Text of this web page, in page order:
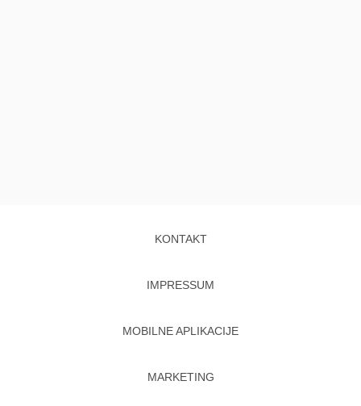
KONTAKT
IMPRESSUM
MOBILNE APLIKACIJE
MARKETING